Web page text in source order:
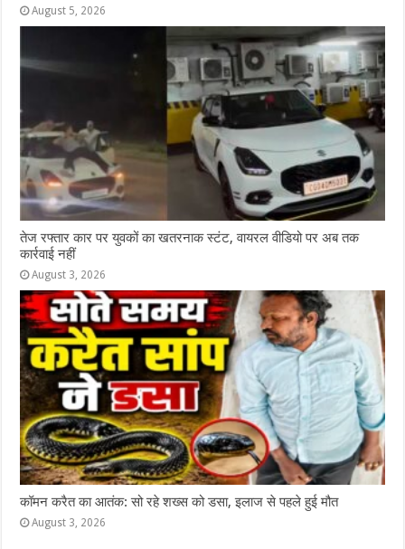
August 5, 2026
तेज रफ्तार कार पर युवकों का खतरनाक स्टंट, वायरल वीडियो पर अब तक
कार्रवाई नहीं
August 3, 2026
कॉमन करैत का आतंक: सो रहे शख्स को डसा, इलाज से पहले हुई मौत
August 3, 2026